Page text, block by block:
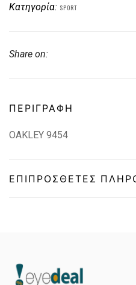
Κατηγορία: SPORT
Share on:
ΠΕΡΙΓΡΑΦΉ
OAKLEY 9454
ΕΠΙΠΡΌΣΘΕΤΕΣ
Color